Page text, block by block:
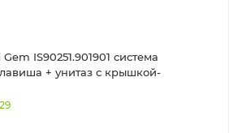
IS90251.901901 система
+ унитаз с крышкой-